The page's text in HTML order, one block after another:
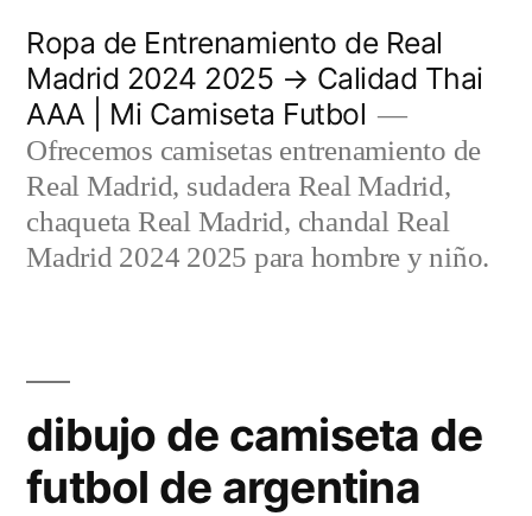
contenido
Ropa de Entrenamiento de Real
Madrid 2024 2025 → Calidad Thai
AAA | Mi Camiseta Futbol
Ofrecemos camisetas entrenamiento de
Real Madrid, sudadera Real Madrid,
chaqueta Real Madrid, chandal Real
Madrid 2024 2025 para hombre y niño.
dibujo de camiseta de
futbol de argentina